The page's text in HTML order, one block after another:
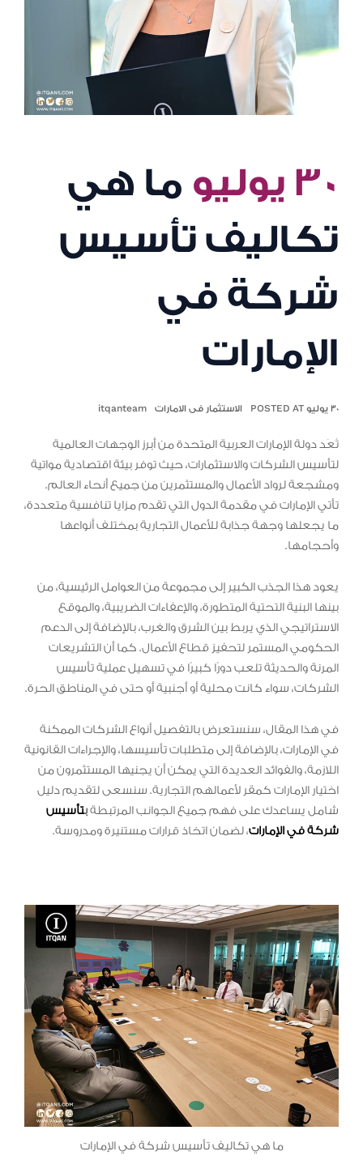
٣٠ يوليو
ما هي
تكاليف تأسيس
شركة في
الإمارات
٣٠ يوليو POSTED AT الاستثمار فى الامارات itqanteam
تُعَد دولة الإمارات العربية المتحدة من أبرز الوجهات العالمية
لتأسيس الشركات والاستثمارات، حيث توفر بيئة اقتصادية مواتية
ومشجعة لرواد الأعمال والمستثمرين من جميع أنحاء العالم.
تأتي الإمارات في مقدمة الدول التي تقدم مزايا تنافسية متعددة،
ما يجعلها وجهة جذابة للأعمال التجارية بمختلف أنواعها
وأحجامها.
يعود هذا الجذب الكبير إلى مجموعة من العوامل الرئيسية، من
بينها البنية التحتية المتطورة، والإعفاءات الضريبية، والموقع
الاستراتيجي الذي يربط بين الشرق والغرب، بالإضافة إلى الدعم
الحكومي المستمر لتحفيز قطاع الأعمال. كما أن التشريعات
المرنة والحديثة تلعب دورًا كبيرًا في تسهيل عملية تأسيس
الشركات، سواء كانت محلية أو أجنبية أو حتى في المناطق الحرة.
في هذا المقال، سنستعرض بالتفصيل أنواع الشركات الممكنة
في الإمارات، بالإضافة إلى متطلبات تأسيسها، والإجراءات القانونية
اللازمة، والفوائد العديدة التي يمكن أن يجنيها المستثمرون من
اختيار الإمارات كمقر لأعمالهم التجارية. سنسعى لتقديم دليل
شامل يساعدك على فهم جميع الجوانب المرتبطةبتأسيس
شركة في الإمارات، لضمان اتخاذ قرارات مستنيرة ومدروسة.
ما هي تكاليف تأسيس شركة في الإمارات